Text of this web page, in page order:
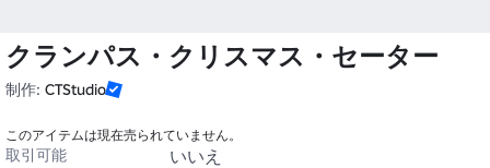
クランパス・クリスマス・セーター
制作: CTStudio
このアイテムは現在売られていません。
取引可能
いいえ